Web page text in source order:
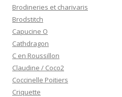
Brodineries et charivaris
Brodstitch
Capucine O
Cathdragon
C en Roussillon
Claudine / Coco2
Coccinelle Poitiers
Criquette